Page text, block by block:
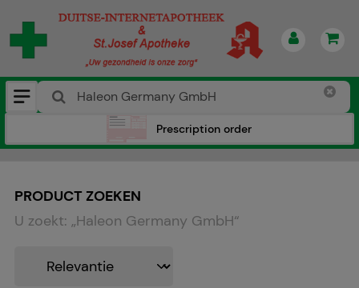
Prescription order
PRODUCT ZOEKEN
U zoekt: „Haleon Germany GmbH“